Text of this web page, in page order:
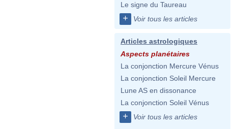
Le signe du Taureau
+ Voir tous les articles
Articles astrologiques
Aspects planétaires
La conjonction Mercure Vénus
La conjonction Soleil Mercure
Lune AS en dissonance
La conjonction Soleil Vénus
+ Voir tous les articles